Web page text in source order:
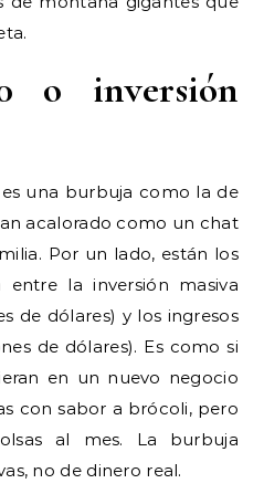
o inversión
una burbuja como la de
acalorado como un chat
Por un lado, están los
la inversión masiva
de dólares) y los ingresos
de dólares). Es como si
en un nuevo negocio
con sabor a brócoli, pero
al mes. La burbuja
no de dinero real.